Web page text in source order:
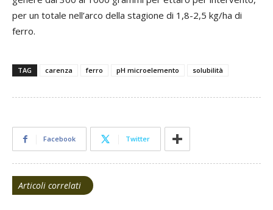
per un totale nell’arco della stagione di 1,8-2,5 kg/ha di
ferro.
TAG carenza ferro pH microelemento solubilità
Facebook Twitter
Articoli correlati